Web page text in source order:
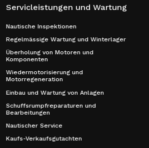
Servicleistungen und Wartung
Nautische Inspektionen
Regelmässige Wartung und Winterlager
Überholung von Motoren und
Komponenten
Wiedermotorisierung und
Motorregeneration
Einbau und Wartung von Anlagen
Schuffsrumpfreparaturen und
Bearbeitungen
Nautischer Service
Kaufs-Verkaufsgutachten